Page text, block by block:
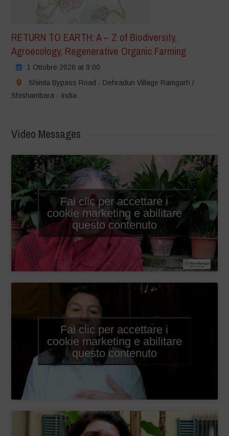
RETURN TO EARTH: A – Z of Biodiversity,
Agroecology, Regenerative Organic Farming
1 Ottobre 2026 at 9:00
Shimla Bypass Road - Dehradun Village Ramgarh /
Shishambara - India
Video Messages
Fai clic per accettare i
cookie marketing e abilitare
questo contenuto
Fai clic per accettare i
cookie marketing e abilitare
questo contenuto